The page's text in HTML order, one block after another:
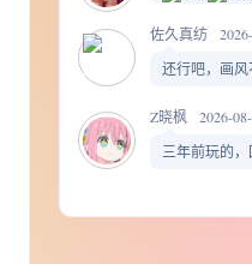
佐久真纺
还行吧，画
Z晓枫
2026-
三年前玩的